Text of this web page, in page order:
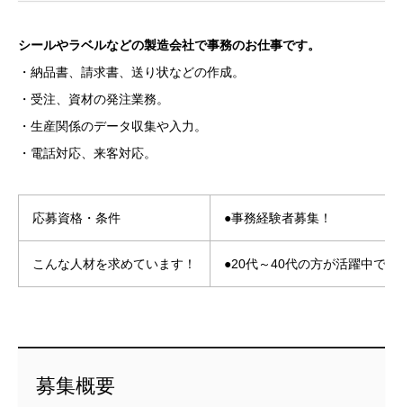
シールやラベルなどの製造会社で事務のお仕事です。
・納品書、請求書、送り状などの作成。
・受注、資材の発注業務。
・生産関係のデータ収集や入力。
・電話対応、来客対応。
応募資格・条件 ●事務経験者募集！
こんな人材を求めています！ ●20代～40代の方が活躍中です
募集概要